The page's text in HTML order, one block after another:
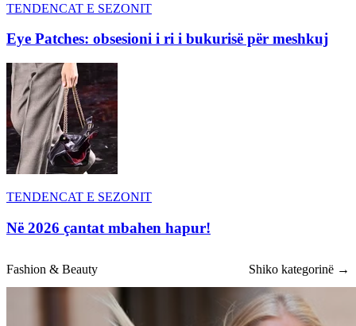
TENDENCAT E SEZONIT
Eye Patches: obsesioni i ri i bukurisë për meshkuj
TENDENCAT E SEZONIT
Në 2026 çantat mbahen hapur!
Fashion & Beauty Shiko kategorinë →